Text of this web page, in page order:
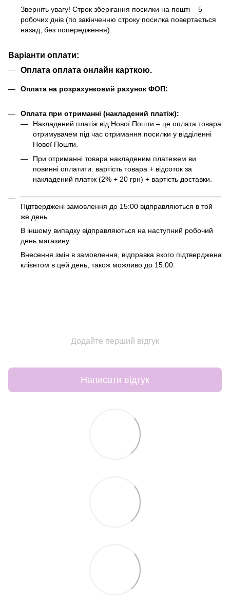
Зверніть увагу! Строк зберігання посилки на пошті – 5
робочих днів (по закінченню строку посилка повертається
назад, без попередження).
Варіанти оплати:
Оплата оплата онлайн карткою.
Оплата на розрахунковий рахунок ФОП:
Оплата при отриманні (накладений платіж):
Накладений платіж від Нової Пошти – це оплата товара
отримувачем під час отримання посилки у відділенні
Нової Пошти.
При отриманні товара накладеним платежем ви
повинні оплатити: вартість товара + відсоток за
накладений платіж (2% + 20 грн) + вартість доставки.
Підтверджені замовлення до 15:00 відправляються в той
же день
В іншому випадку відправляються на наступний робочий
день магазину.
Внесення змін в замовлення, відправка якого підтверджена
клієнтом в цей день, також можливо до 15.00.
Додайте перший відгук
Написати відгук